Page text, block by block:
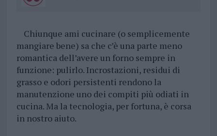
Chiunque ami cucinare (o semplicemente
mangiare bene) sa che c’è una parte meno
romantica dell’avere un forno sempre in
funzione: pulirlo. Incrostazioni, residui di
grasso e odori persistenti rendono la
manutenzione uno dei compiti più odiati in
cucina. Ma la tecnologia, per fortuna, è corsa
in nostro aiuto.